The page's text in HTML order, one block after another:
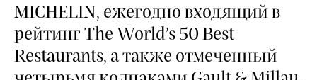
MICHELIN, ежегодно входящий в
рейтинг The World’s 50 Best
Restaurants, а также отмеченный